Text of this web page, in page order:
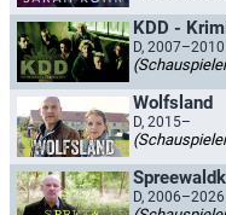
KDD -
D, 2007–2010
Wolfsland
D, 2015–
D, 2006–2026